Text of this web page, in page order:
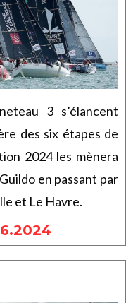
3 s’élancent
des six étapes de
2024 les mènera
en passant par
et Le Havre.